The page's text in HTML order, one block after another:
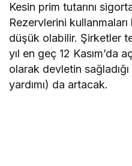
Kesin prim tutarını
Rezervlerini
düşük olabilir. Şirketler
yıl en geç 12 Kasım’da
olarak devletin
yardımı) da artacak.